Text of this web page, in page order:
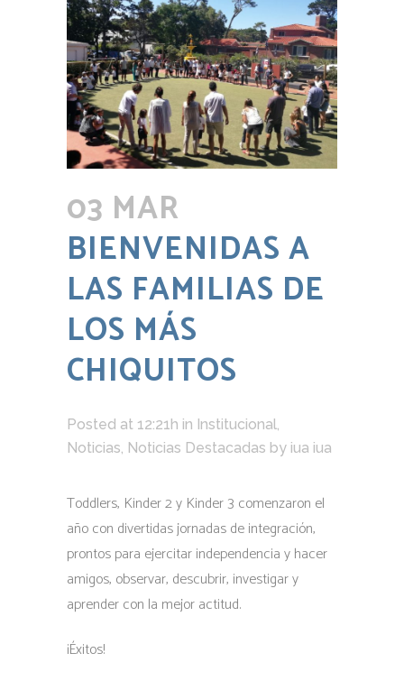
03 MAR
BIENVENIDAS A
LAS FAMILIAS DE
LOS MÁS
CHIQUITOS
Posted at 12:21h in Institucional,
Noticias, Noticias Destacadas by iua iua
Toddlers, Kinder 2 y Kinder 3 comenzaron el
año con divertidas jornadas de integración,
prontos para ejercitar independencia y hacer
amigos, observar, descubrir, investigar y
aprender con la mejor actitud.
¡Éxitos!